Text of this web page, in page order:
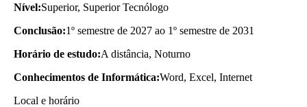
Nível:Superior, Superior Tecnólogo
Conclusão:1º semestre de 2027 ao 1º semestre de 2031
Horário de estudo:A distância, Noturno
Conhecimentos de Informática:Word, Excel, Internet
Local e horário